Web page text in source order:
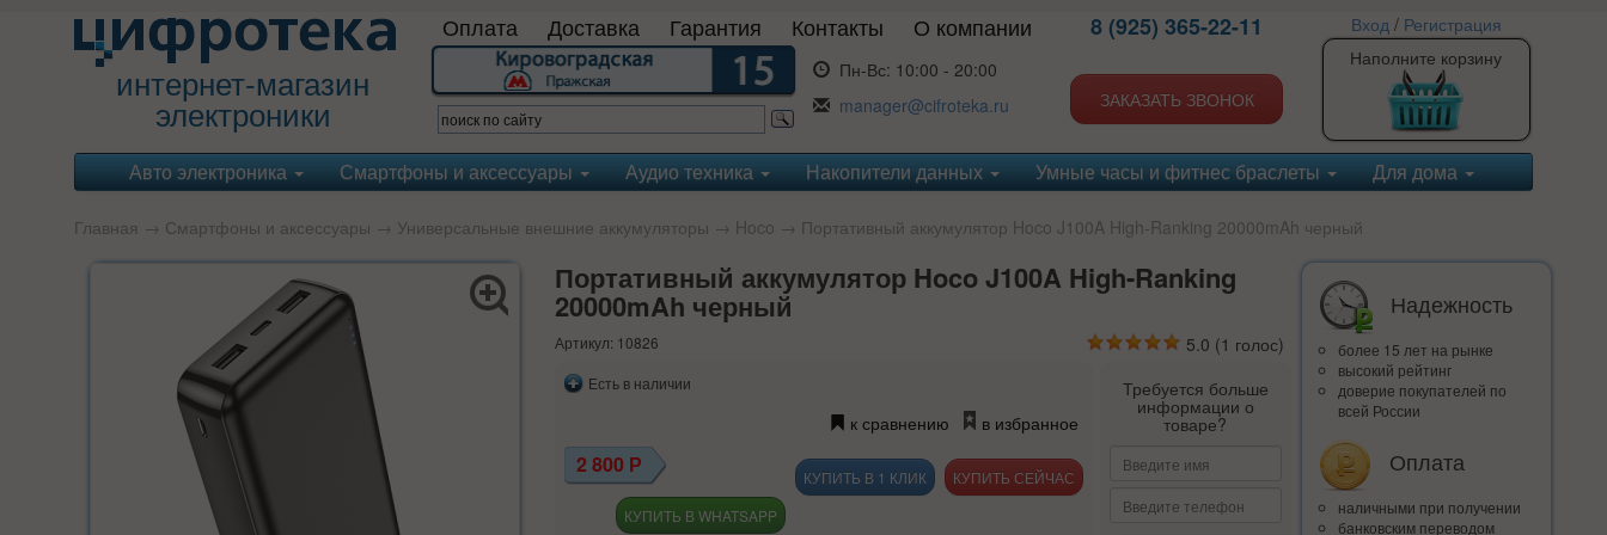
интернет-магазин
электроники
Оплата Доставка Гарантия Контакты О компании
Пн-Вс: 10:00 - 20:00
manager@cifroteka.ru
8 (925) 365-22-11
ЗАКАЗАТЬ ЗВОНОК
Вход/ Регистрация
Наполните корзину
Авто электроника Смартфоны и аксессуары Аудио техника Накопители данных Умные часы и фитнес браслеты Для дома
Главная → Смартфоны и аксессуары → Универсальные внешние аккумуляторы → Hoco → Портативный аккумулятор Hoco J100A High-Ranking 20000mAh черный
Портативный аккумулятор Hoco J100A High-Ranking
20000mAh черный
Артикул: 10826 5.0 (1 голос)
Есть в наличии
к сравнению в избранное
2 800 Р
КУПИТЬ В 1 КЛИК
КУПИТЬ В WHATSAPP
Требуется больше
информации о
товаре?
Надежность
более 15 лет на рынке
высокий рейтинг
доверие покупателей по
всей России
Оплата
наличными при получении
банковским переводом